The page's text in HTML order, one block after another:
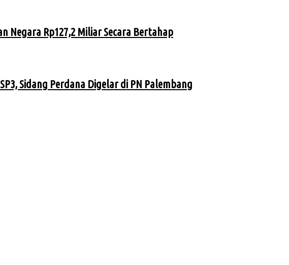
Negara Rp127,2 Miliar Secara Bertahap
Sidang Perdana Digelar di PN Palembang